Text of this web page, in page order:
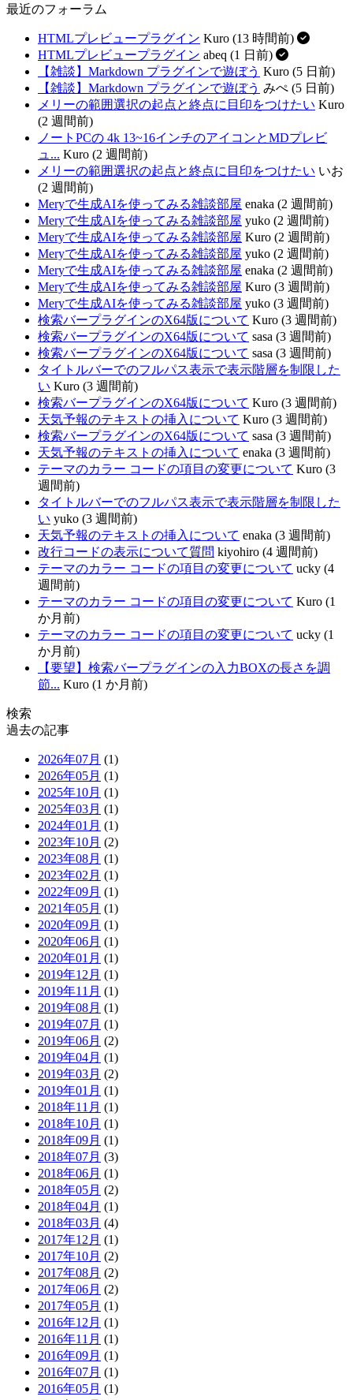
最近のフォーラム
HTMLプレビュープラグイン Kuro (13 時間前)
HTMLプレビュープラグイン abeq (1 日前)
【雑談】Markdown プラグインで遊ぼう Kuro (5 日前)
【雑談】Markdown プラグインで遊ぼう みぺ (5 日前)
メリーの範囲選択の起点と終点に目印をつけたい Kuro
(2 週間前)
ノートPCの 4k 13~16インチのアイコンとMDプレビ
ュ... Kuro (2 週間前)
メリーの範囲選択の起点と終点に目印をつけたい いお
(2 週間前)
Meryで生成AIを使ってみる雑談部屋 enaka (2 週間前)
Meryで生成AIを使ってみる雑談部屋 yuko (2 週間前)
Meryで生成AIを使ってみる雑談部屋 Kuro (2 週間前)
Meryで生成AIを使ってみる雑談部屋 yuko (2 週間前)
Meryで生成AIを使ってみる雑談部屋 enaka (2 週間前)
Meryで生成AIを使ってみる雑談部屋 Kuro (3 週間前)
Meryで生成AIを使ってみる雑談部屋 yuko (3 週間前)
検索バープラグインのX64版について Kuro (3 週間前)
検索バープラグインのX64版について sasa (3 週間前)
検索バープラグインのX64版について sasa (3 週間前)
タイトルバーでのフルパス表示で表示階層を制限した
い Kuro (3 週間前)
検索バープラグインのX64版について Kuro (3 週間前)
天気予報のテキストの挿入について Kuro (3 週間前)
検索バープラグインのX64版について sasa (3 週間前)
天気予報のテキストの挿入について enaka (3 週間前)
テーマのカラー コードの項目の変更について Kuro (3
週間前)
タイトルバーでのフルパス表示で表示階層を制限した
い yuko (3 週間前)
天気予報のテキストの挿入について enaka (3 週間前)
改行コードの表示について質問 kiyohiro (4 週間前)
テーマのカラー コードの項目の変更について ucky (4
週間前)
テーマのカラー コードの項目の変更について Kuro (1
か月前)
テーマのカラー コードの項目の変更について ucky (1
か月前)
【要望】検索バープラグインの入力BOXの長さを調
節... Kuro (1 か月前)
検索
過去の記事
2026年07月 (1)
2026年05月 (1)
2025年10月 (1)
2025年03月 (1)
2024年01月 (1)
2023年10月 (2)
2023年08月 (1)
2023年02月 (1)
2022年09月 (1)
2021年05月 (1)
2020年09月 (1)
2020年06月 (1)
2020年01月 (1)
2019年12月 (1)
2019年11月 (1)
2019年08月 (1)
2019年07月 (1)
2019年06月 (2)
2019年04月 (1)
2019年03月 (2)
2019年01月 (1)
2018年11月 (1)
2018年10月 (1)
2018年09月 (1)
2018年07月 (3)
2018年06月 (1)
2018年05月 (2)
2018年04月 (1)
2018年03月 (4)
2017年12月 (1)
2017年10月 (2)
2017年08月 (2)
2017年06月 (2)
2017年05月 (1)
2016年12月 (1)
2016年11月 (1)
2016年09月 (1)
2016年07月 (1)
2016年05月 (1)